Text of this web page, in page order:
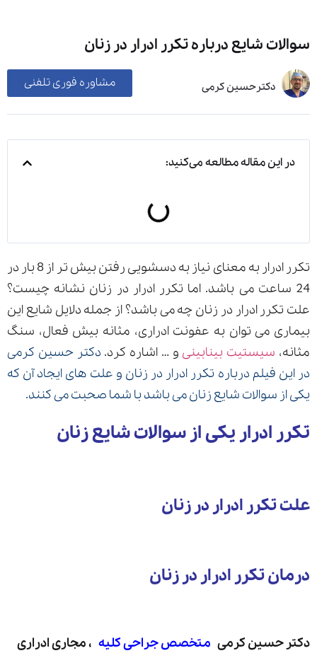
سوالات شایع درباره تکرر ادرار در زنان
دکترحسین کرمی مشاوره فوری تلفنی
در این مقاله مطالعه می‌کنید:
تکرر ادرار به معنای نیاز به دسشویی رفتن بیش تر از 8 بار در
24 ساعت می باشد. اما تکرر ادرار در زنان نشانه چیست؟
علت تکرر ادرار در زنان چه می باشد؟ از جمله دلایل شایع این
بیماری می توان به عفونت ادراری، مثانه بیش فعال، سنگ
مثانه، سیستیت بینابینی و … اشاره کرد. دکتر حسین کرمی
در این فیلم درباره تکرر ادرار در زنان و علت های ایجاد آن که
یکی از سوالات شایع زنان می باشد با شما صحبت می کنند.
تکرر ادرار یکی از سوالات شایع زنان
علت تکرر ادرار در زنان
درمان تکرر ادرار در زنان
دکتر حسین کرمی متخصص جراحی کلیه ، مجاری ادراری
ارسال